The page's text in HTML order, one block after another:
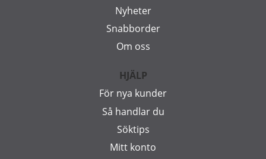
Nyheter
Snabborder
Om oss
HJÄLP
För nya kunder
Så handlar du
Söktips
Mitt konto